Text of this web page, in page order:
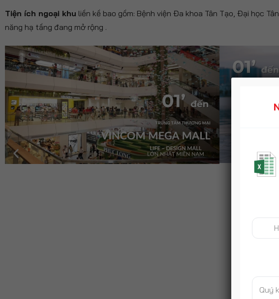
Tiện ích ngoại khu liền kề bao gồm: Bệnh viện Đa khoa Tân Tạo, Đại học
năng hạ tầng đang mở rộng .
MẶT